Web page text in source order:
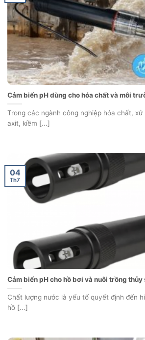
Cảm biến pH dùng cho hóa chất và môi
Trong các ngành công nghiệp hóa chất,
axit, kiềm [...]
Cảm biến pH cho hồ bơi và nuôi trồng thủy
Chất lượng nước là yếu tố quyết định đến
hồ [...]
04
Th7